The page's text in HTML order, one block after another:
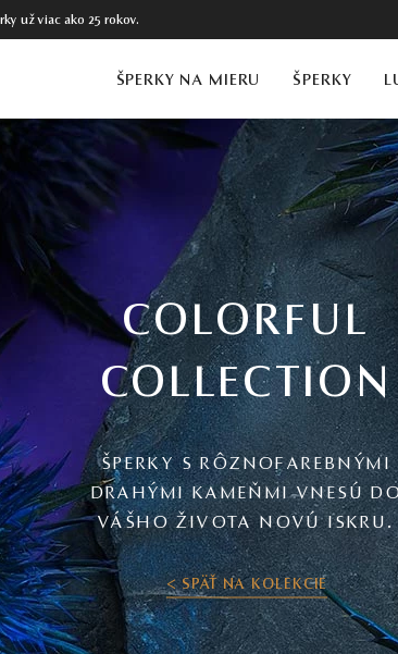
už viac ako 25 rokov.
ŠPERKY NA MIERU ŠPERKY
COLORFUL
COLLECTION
ŠPERKY S RÔZNOFAREBNÝMI
DRAHÝMI KAMEŇMI VNESÚ
VÁŠHO ŽIVOTA NOVÚ ISKRU.
< SPÄŤ NA KOLEKCIE